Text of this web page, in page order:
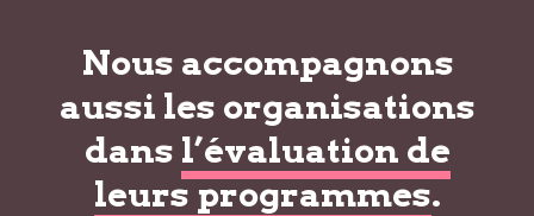
Nous accompagnons
aussi les organisations
dans l’évaluation de
leurs programmes.